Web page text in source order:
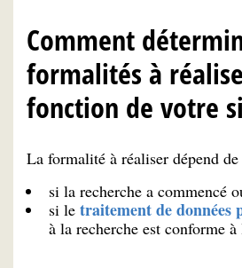
Comment
formalités à
fonction de votre
La formalité à réaliser dépend
si la recherche a commencé
si le traitement de données
à la recherche est conforme